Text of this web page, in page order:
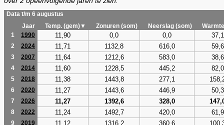
Data t/m 6 augustus
Jaar
Temp. (gem)▼ Zonuren (som) Neerslag (som)
1
1990 11,90 0,0 0,0 37,1
2 2024 11,71 1132,8 616,0 59,6
3 2007 11,64 1212,6 583,0 38,6
4 2014 11,60 1228,5 445,2 82,0
5 2018 11,38 1443,8 277,1
6 2020 11,27 1443,6 446,9 50,3
7 2026 11,27 1392,6 328,0
8 2022 11,24 1492,7 420,0 61,9
9 2019 11,12 1316,2 360,6